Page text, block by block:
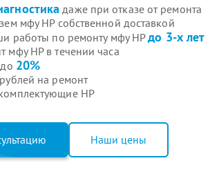
даже при отказе от ремонта
мфу HP собственной доставкой
работы по ремонту мфу HPдо 3-х лет
мфу HP в течении часа
20%
на ремонт
HP
Наши цены